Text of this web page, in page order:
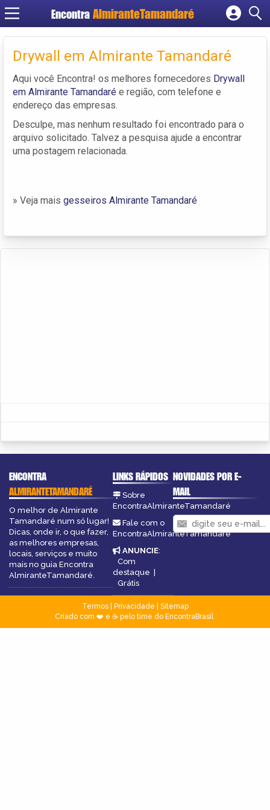
Encontra
Cadastrar empresa
Criar conta
Drywall em Almirante Tamandaré
Aqui você Encontra! os melhores fornecedores Drywall
em Almirante Tamandaré e região, com telefone e
endereço das empresas.
Desculpe, mas nenhum resultado foi encontrado para o
arquivo solicitado. Talvez a pesquisa ajude a encontrar
uma postagem relacionada.
» Veja mais gesseiros Almirante Tamandaré
ENCONTRA
ALMIRANTETAMANDARÉ
O melhor de Almirante
Tamandaré num só lugar!
Dicas, onde ir, o que fazer,
as melhores empresas,
locais, serviços e muito
mais no guia Encontra
AlmiranteTamandaré.
LINKS RÁPIDOS
Sobre
EncontraAlmiranteTamandaré
Fale com o
EncontraAlmiranteTamandaré
ANUNCIE:
Com
destaque |
Grátis
NOVIDADES POR E-
MAIL
Termos| Privacidade
Sitemap
Criado com ❤️ e ☕ pelo time do EncontraBrasil